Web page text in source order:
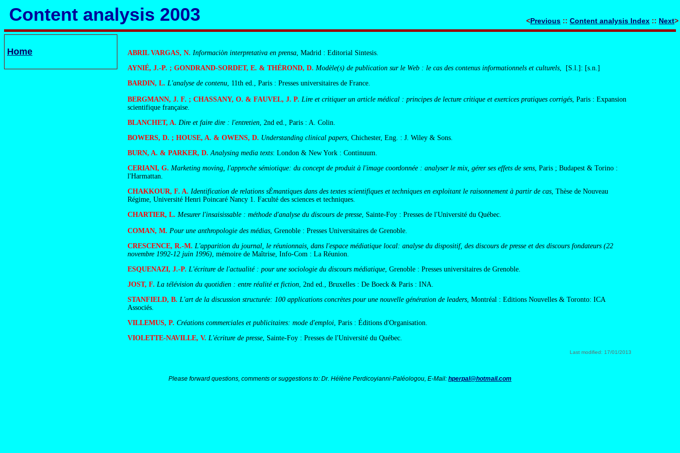
Content analysis 2003 <Previous :: Content analysis Index :: Next>
Home ABRIL VARGAS, N. Informaciòn interpretativa en prensa, Madrid : Editorial Sintesis.
AYNIÉ, J.-P. ; GONDRAND-SORDET, E. & THÉROND, D.Modèle(s) de publication sur le Web : le cas des contenus informationnels et culturels, [S.l.]: [s.n.]
BARDIN, L.L'analyse de contenu, 11th ed., Paris : Presses universitaires de France.
BERGMANN, J. F. ; CHASSANY, O. & FAUVEL, J. P. Lire et critiquer un article médical : principes de lecture critique et exercices pratiques corrigés, Paris : Expansion
scientifique française.
BLANCHET, A.Dire et faire dire : l'entretien, 2nd ed., Paris : A. Colin.
BOWERS, D. ; HOUSE, A. & OWENS, D. Understanding clinical papers, Chichester, Eng. : J. Wiley & Sons.
BURN, A. & PARKER, D.Analysing media texts: London & New York : Continuum.
CERIANI, G.Marketing moving, l'approche sémiotique: du concept de produit à l'image coordonnée : analyser le mix, gérer ses effets de sens, Paris ; Budapest & Torino :
l'Harmattan.
CHAKKOUR, F. A.Identification de relations sÈmantiques dans des textes scientifiques et techniques en exploitant le raisonnement à partir de cas, Thèse de Nouveau
Régime, Université Henri Poincaré Nancy 1. Faculté des sciences et techniques.
CHARTIER, L.Mesurer l'insaisissable : méthode d'analyse du discours de presse, Sainte-Foy : Presses de l'Université du Québec.
COMAN, M.Pour une anthropologie des médias, Grenoble : Presses Universitaires de Grenoble.
CRESCENCE, R.-M. L'apparition du journal, le réunionnais, dans l'espace médiatique local: analyse du dispositif, des discours de presse et des discours fondateurs (22
novembre 1992-12 juin 1996), mémoire de Maîtrise, Info-Com : La Réunion.
ESQUENAZI, J.-P.L'écriture de l'actualité : pour une sociologie du discours médiatique, Grenoble : Presses universitaires de Grenoble.
JOST, F. La télévision du quotidien : entre réalité et fiction, 2nd ed., Bruxelles : De Boeck & Paris : INA.
STANFIELD, B.L'art de la discussion structurée: 100 applications concrètes pour une nouvelle génération de leaders, Montréal : Editions Nouvelles & Toronto: ICA
Associés.
VILLEMUS, P.Créations commerciales et publicitaires: mode d'emploi, Paris : Éditions d'Organisation.
VIOLETTE-NAVILLE, V. L'écriture de presse, Sainte-Foy : Presses de l'Université du Québec.
Last modified: 17/01/2013
Please forward questions, comments or suggestions to: Dr. Hélène Perdicoyianni-Paléologou, E-Mail: hperpal@hotmail.com